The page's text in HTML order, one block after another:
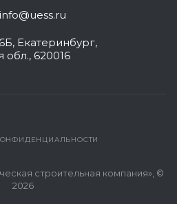
info@uess.ru
Екатеринбург,
620016
строительная компания», ©
2026